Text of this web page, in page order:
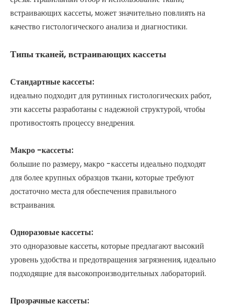
встраивающих кассеты, может значительно повлиять на
качество гистологического анализа и диагностики.
Типы тканей, встраивающих кассеты
Стандартные кассеты:
идеально подходит для рутинных гистологических работ,
эти кассеты разработаны с надежной структурой, чтобы
противостоять процессу внедрения.
Макро -кассеты:
большие по размеру, макро -кассеты идеально подходят
для более крупных образцов ткани, которые требуют
достаточно места для обеспечения правильного
встраивания.
Одноразовые кассеты:
это одноразовые кассеты, которые предлагают высокий
уровень удобства и предотвращения загрязнения, идеально
подходящие для высокопроизводительных лабораторий.
Прозрачные кассеты: